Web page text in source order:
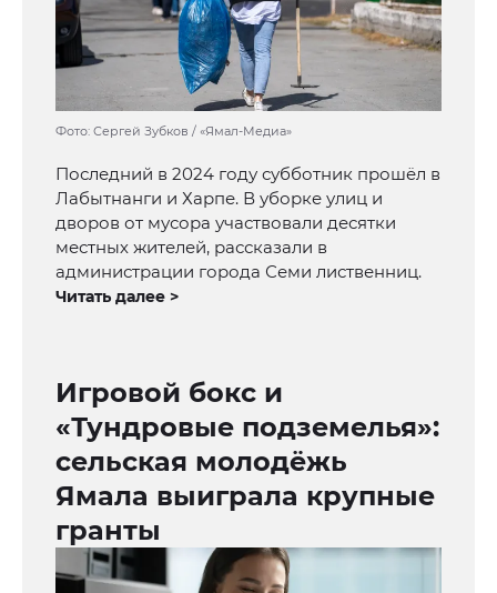
Фото: Сергей Зубков / «Ямал-Медиа»
Последний в 2024 году субботник прошёл в
Лабытнанги и Харпе. В уборке улиц и
дворов от мусора участвовали десятки
местных жителей, рассказали в
администрации города Семи лиственниц.
Читать далее >
Игровой бокс и
«Тундровые подземелья»:
сельская молодёжь
Ямала выиграла крупные
гранты